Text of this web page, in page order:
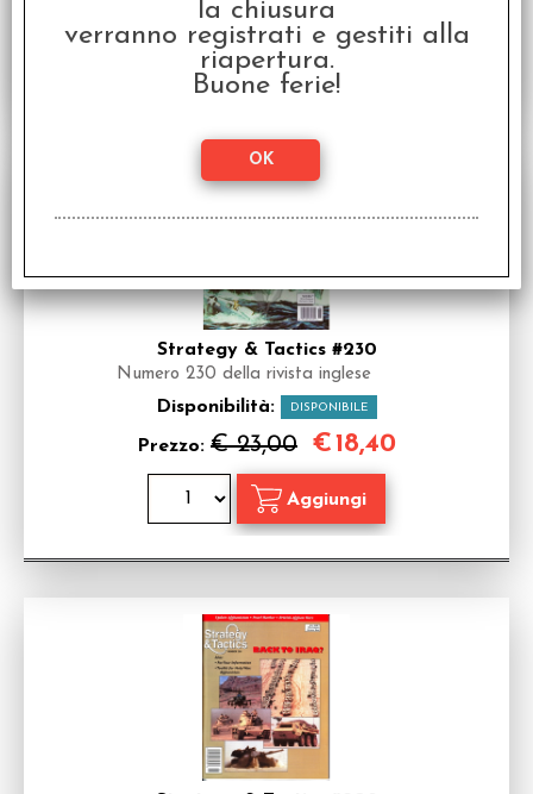
Strategy & Tactics #236
Numero #236 della Rivista Mensile
Disponibilità: DISPONIBILE
Strategy & Tactics #230
Numero 230 della rivista inglese
Disponibilità: DISPONIBILE
Prezzo: € 23,00 €18,40
la chiusura
verranno registrati e gestiti alla
riapertura.
Buone ferie!